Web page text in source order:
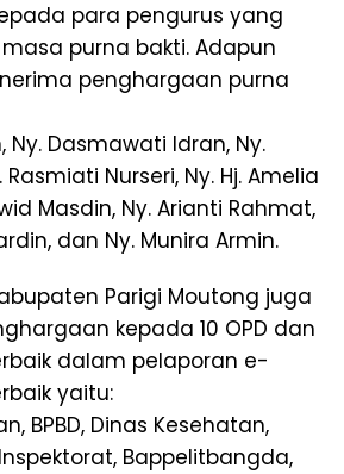
para pengurus yang
purna bakti. Adapun
penghargaan purna
Ny. Dasmawati Idran, Ny.
Rasmiati Nurseri, Ny. Hj. Amelia
Masdin, Ny. Arianti Rahmat,
dan Ny. Munira Armin.
Parigi Moutong juga
kepada 10 OPD dan
dalam pelaporan e-
yaitu:
BPBD, Dinas Kesehatan,
Bappelitbangda,